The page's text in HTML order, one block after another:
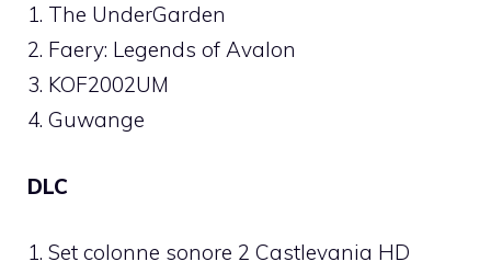
1. The UnderGarden
2. Faery: Legends of Avalon
3. KOF2002UM
4. Guwange
DLC
1. Set colonne sonore 2 Castlevania HD